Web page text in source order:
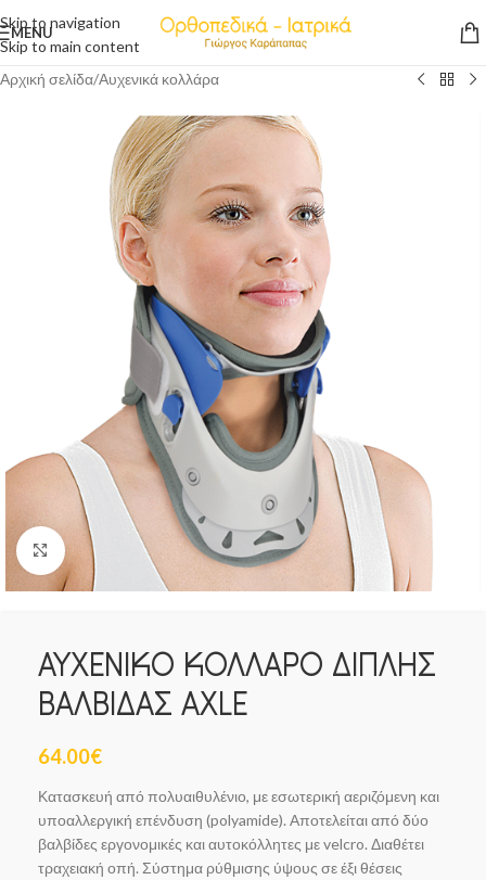
Skip to navigation
Skip to main content
MENU
Αρχική σελίδα/Αυχενικά κολλάρα
Click to enlarge
ΑΥΧΕΝΙΚΟ ΚΟΛΛΑΡΟ ΔΙΠΛΗΣ
ΒΑΛΒΙΔΑΣ AXLE
64.00€
Κατασκευή από πολυαιθυλένιο, με εσωτερική αεριζόμενη και
υποαλλεργική επένδυση (polyamide). Αποτελείται από δύο
βαλβίδες εργονομικές και αυτοκόλλητες με velcro. Διαθέτει
τραχειακή οπή. Σύστημα ρύθμισης ύψους σε έξι θέσεις